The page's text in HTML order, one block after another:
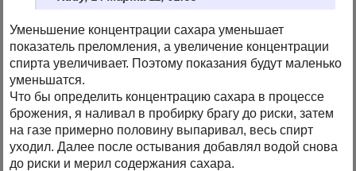
Уменьшение концентрации сахара уменьшает
показатель преломления, а увеличение концентрации
спирта увеличивает. Поэтому показания будут маленько
уменьшатся.
Что бы определить концентрацию сахара в процессе
брожения, я наливал в пробирку брагу до риски, затем
на газе примерно половину выпаривал, весь спирт
уходил. Далее после остывания добавлял водой снова
до риски и мерил содержания сахара.